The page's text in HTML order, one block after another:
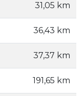
31,05 km
36,43 km
37,37 km
191,65 km